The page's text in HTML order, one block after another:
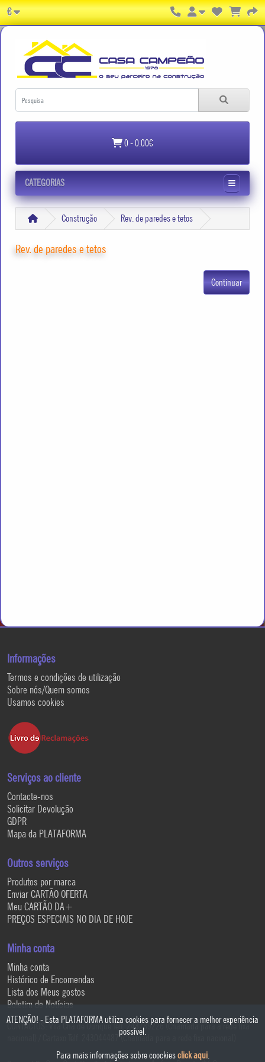
€
0 - 0.00€
CATEGORIAS
Construção Rev. de paredes e tetos
Rev. de paredes e tetos
Continuar
Informações
Termos e condições de utilização
Sobre nós/Quem somos
Usamos cookies
Serviços ao cliente
Contacte-nos
Solicitar Devolução
GDPR
Mapa da PLATAFORMA
Outros serviços
Produtos por marca
Enviar CARTÃO OFERTA
Meu CARTÃO DA+
PREÇOS ESPECIAIS NO DIA DE HOJE
Minha conta
Minha conta
Histórico de Encomendas
Lista dos Meus gostos
Boletim de Notícias
CONTACTOS: Vila Chã de Ourique Telf. 243789226 (Chamada para a rede fixa
nacional) / Cartaxo Telf. 243044487 (Chamada para a rede fixa nacional)
ATENÇÃO! - Esta PLATAFORMA utiliza cookies para fornecer a melhor experiência
possível.
Para mais informações sobre coockiesclick aqui.